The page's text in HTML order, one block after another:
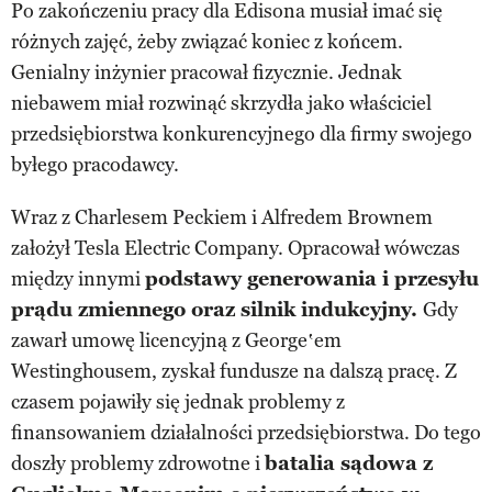
Po zakończeniu pracy dla Edisona musiał imać się
różnych zajęć, żeby związać koniec z końcem.
Genialny inżynier pracował fizycznie. Jednak
niebawem miał rozwinąć skrzydła jako właściciel
przedsiębiorstwa konkurencyjnego dla firmy swojego
byłego pracodawcy.
Wraz z Charlesem Peckiem i Alfredem Brownem
założył Tesla Electric Company. Opracował wówczas
między innymipodstawy generowania i przesyłu
prądu zmiennego oraz silnik indukcyjny. Gdy
zawarł umowę licencyjną z George‛em
Westinghousem, zyskał fundusze na dalszą pracę. Z
czasem pojawiły się jednak problemy z
finansowaniem działalności przedsiębiorstwa. Do tego
doszły problemy zdrowotne ibatalia sądowa z